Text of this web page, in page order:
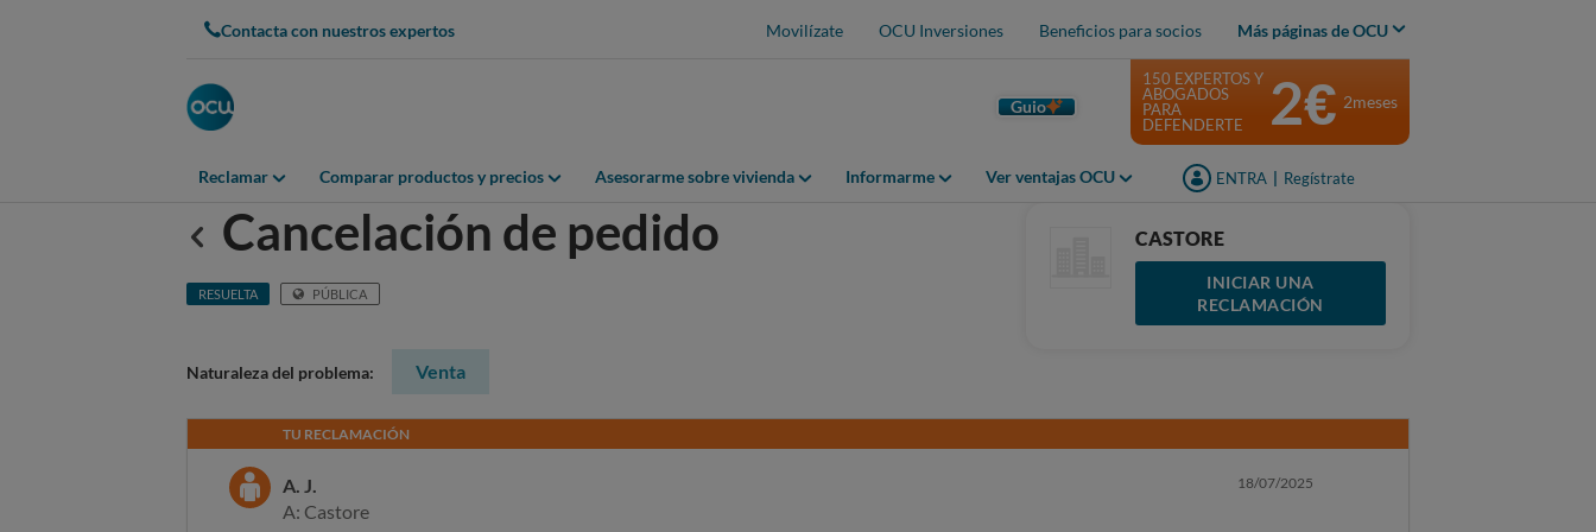
Contacta con nuestros expertos Movilízate OCU Inversiones Beneficios para socios Más páginas de OCU
Guio
Reclamar Comparar productos y precios Asesorarme sobre vivienda Informarme Ver ventajas OCU ENTRA Regístrate
150 EXPERTOS Y
ABOGADOS
PARA
DEFENDERTE
2€ 2meses
Anterior
Cancelación de pedido
RESUELTA PÚBLICA
CASTORE
INICIAR UNA
RECLAMACIÓN
Naturaleza del problema: Venta
TU RECLAMACIÓN
A. J.
A: Castore
18/07/2025